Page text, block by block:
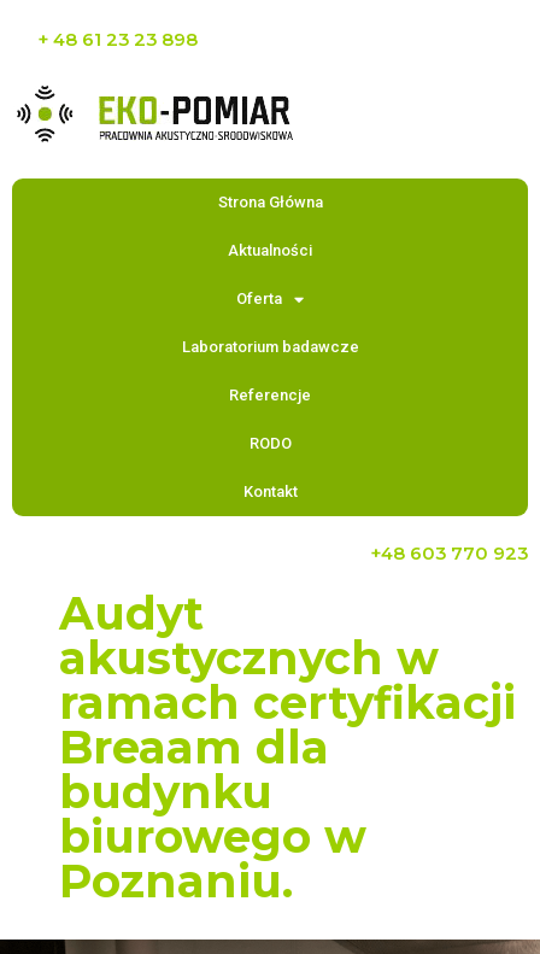
+ 48 61 23 23 898
Strona Główna
Aktualności
Oferta
Laboratorium badawcze
Referencje
RODO
Kontakt
+48 603 770 923
Audyt
akustycznych w
ramach certyfikacji
Breaam dla
budynku
biurowego w
Poznaniu.